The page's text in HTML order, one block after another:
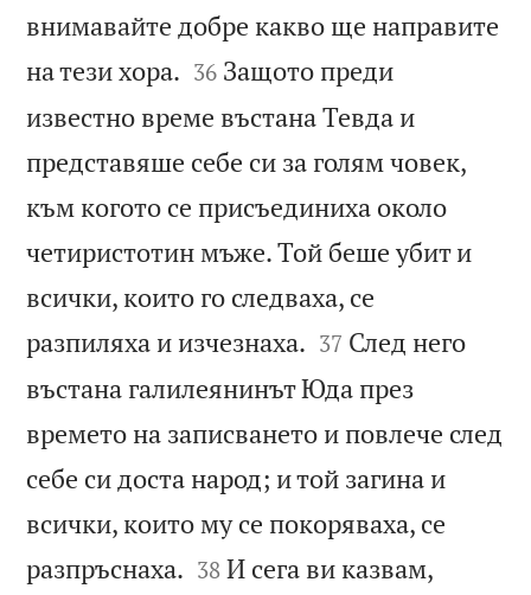
внимавайте добре какво ще направите
на тези хора. 

36 Защото преди
известно време въстана Тевда и
представяше себе си за голям човек,
към когото се присъединиха около
четиристотин мъже. Той беше убит и
всички, които го следваха, се
разпиляха и изчезнаха. 

37 След него
въстана галилеянинът Юда през
времето на записването и повлече след
себе си доста народ; и той загина и
всички, които му се покоряваха, се
разпръснаха. 

38 И сега ви казвам,